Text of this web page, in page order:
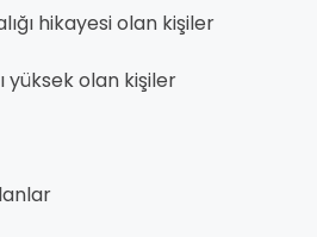
hikayesi olan kişiler
yüksek olan kişiler